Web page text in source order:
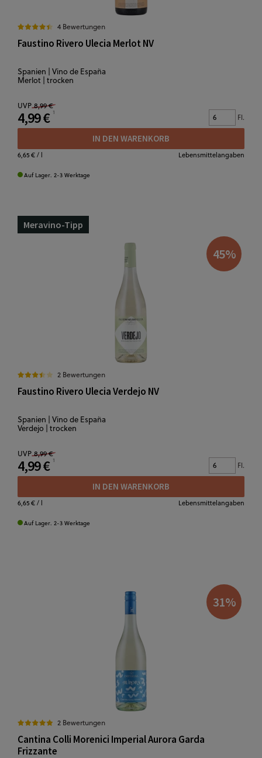
4 Bewertungen
Faustino Rivero Ulecia Merlot NV
Spanien | Vino de España
Merlot | trocken
UVP 8,99 €
4,99 € Fl.
IN DEN WARENKORB
6,65 €/ l Lebensmittelangaben
Auf Lager. 2-3 Werktage
Meravino-Tipp
45%
2 Bewertungen
Faustino Rivero Ulecia Verdejo NV
Spanien | Vino de España
Verdejo | trocken
UVP 8,99 €
4,99 € Fl.
IN DEN WARENKORB
6,65 €/ l Lebensmittelangaben
Auf Lager. 2-3 Werktage
31%
2 Bewertungen
Cantina Colli Morenici Imperial Aurora Garda
Frizzante